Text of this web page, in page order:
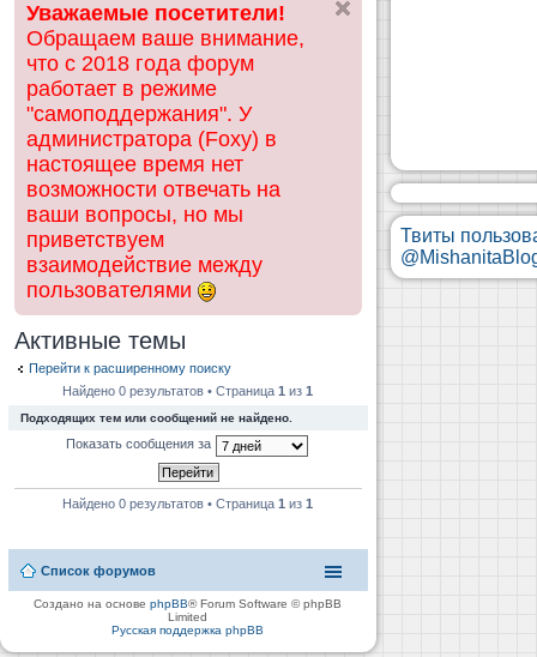
ск
Уважаемые посетители!
Обращаем ваше внимание,
что с 2018 года форум
работает в режиме
"самоподдержания". У
администратора (Foxy) в
настоящее время нет
возможности отвечать на
ваши вопросы, но мы
приветствуем
взаимодействие между
пользователями
Активные темы
Перейти к расширенному поиску
Найдено 0 результатов • Страница1 из1
Подходящих тем или сообщений не найдено.
Показать сообщения за
Найдено 0 результатов • Страница1 из1
Список форумов
Создано на основеphpBB® Forum Software © phpBB
Limited
Русская поддержка phpBB
Твиты